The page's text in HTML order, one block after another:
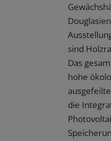
sind
Das
hohe
die